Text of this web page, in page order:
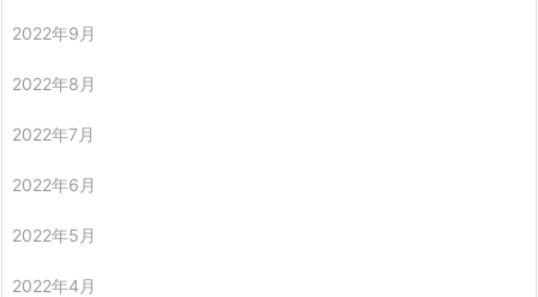
2022年9月
2022年8月
2022年7月
2022年6月
2022年5月
2022年4月